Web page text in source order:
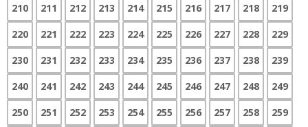
210
211 212 213 214 215 216 217 218
219
220
221 222 223 224 225 226 227 228
229
230
231 232 233 234 235 236 237 238
239
240
241 242 243 244 245 246 247 248
249
250
251 252 253 254 255 256 257 258 259